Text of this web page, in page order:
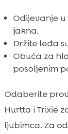
Odijevanje
jakna.
Držite leđa
Obuća za
posoljenim
Odaberite
Hurtta i Trixie
ljubimca. Za